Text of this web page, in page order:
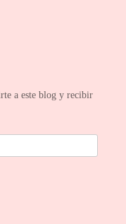
a este blog y recibir